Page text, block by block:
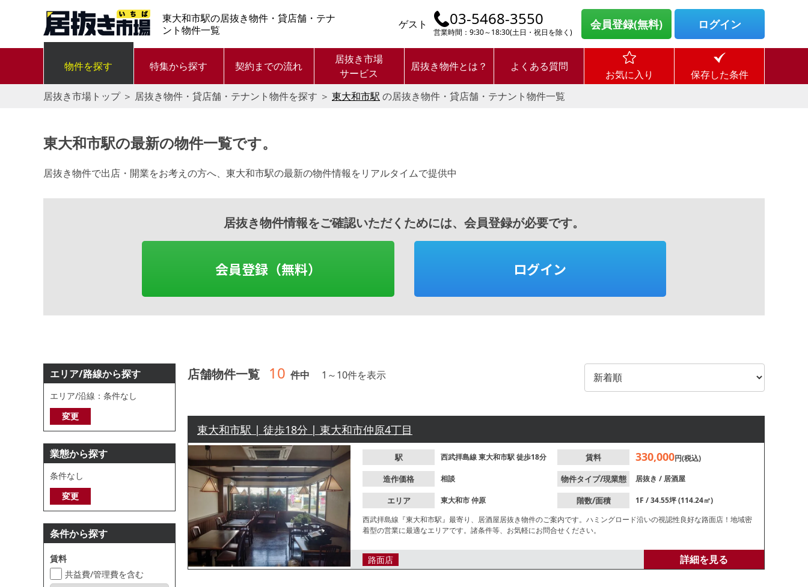
東大和市駅の居抜き物件・貸店舗・テナ
ント物件一覧
ゲスト 03-5468-3550
営業時間：9:30～18:30(土日・祝日を除く)
会員登録(無料) ログイン
物件を探す 特集から探す 契約までの流れ
居抜き市場
サービス
居抜き物件とは？ よくある質問
お気に入り
保存した条件
居抜き市場トップ＞ 居抜き物件・貸店舗・テナント物件を探す ＞ 東大和市駅 の居抜き物件・貸店舗・テナント物件一覧
東大和市駅の最新の物件一覧です。
居抜き物件で出店・開業をお考えの方へ、東大和市駅の最新の物件情報をリアルタイムで提供中
居抜き物件情報をご確認いただくためには、会員登録が必要です。
会員登録（無料） ログイン
エリア/路線から探す
エリア/沿線：条件なし
変更
業態から探す
条件なし
変更
条件から探す
賃料
共益費/管理費を含む
店舗物件一覧 10 件中 1 ～10件を表示
東大和市駅 | 徒歩18分 | 東大和市仲原4丁目
駅 西武拝島線東大和市駅徒歩18分 賃料 330,000円(税込)
造作価格 相談 物件タイプ/現業態 居抜き / 居酒屋
エリア 東大和市仲原 階数/面積
1F / 34.55坪 (114.24㎡)
西武拝島線『東大和市駅』最寄り、居酒屋居抜き物件のご案内です。ハミングロード沿いの視認性良好な路面店！地域密
着型の営業に最適なエリアです。諸条件等、お気軽にお問合せください。
路面店 詳細を見る